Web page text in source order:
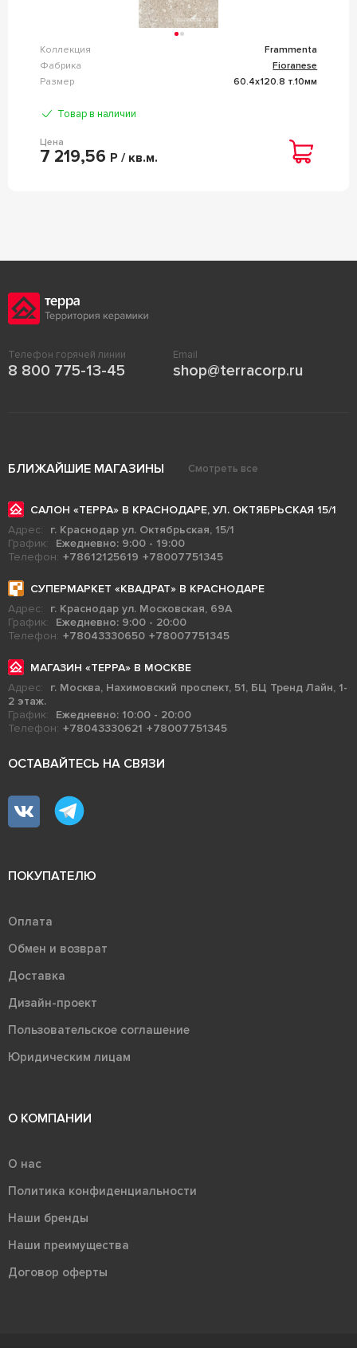
Коллекция
Frammenta
Фабрика
Fioranese
Размер
60.4x120.8 т.10мм
Товар в наличии
Цена
7 219,56 Р / кв.м.
Телефон горячей линии
8 800 775-13-45
Email
shop@terracorp.ru
БЛИЖАЙШИЕ МАГАЗИНЫ Смотреть все
САЛОН «ТЕРРА» В КРАСНОДАРЕ, УЛ. ОКТЯБРЬСКАЯ 15/1
Адрес:
г. Краснодар ул. Октябрьская, 15/1
График:
Ежедневно: 9:00 - 19:00
Телефон: +78612125619 +78007751345
СУПЕРМАРКЕТ «КВАДРАТ» В КРАСНОДАРЕ
Адрес:
г. Краснодар ул. Московская, 69А
График:
Ежедневно: 9:00 - 20:00
Телефон: +78043330650 +78007751345
МАГАЗИН «ТЕРРА» В МОСКВЕ
Адрес:
г. Москва, Нахимовский проспект, 51, БЦ Тренд Лайн, 1-
2 этаж.
График:
Ежедневно: 10:00 - 20:00
Телефон: +78043330621 +78007751345
ОСТАВАЙТЕСЬ НА СВЯЗИ
ПОКУПАТЕЛЮ
Оплата
Обмен и возврат
Доставка
Дизайн-проект
Пользовательское соглашение
Юридическим лицам
О КОМПАНИИ
О нас
Политика конфиденциальности
Наши бренды
Наши преимущества
Договор оферты